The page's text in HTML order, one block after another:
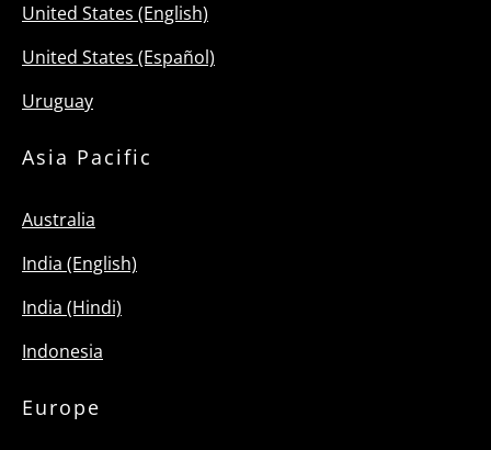
United States (English)
United States (Español)
Uruguay
Asia Pacific
Australia
India (English)
India (Hindi)
Indonesia
Europe